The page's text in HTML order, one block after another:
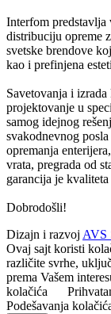
Interfom predstavlja
distribuciju opreme
svetske brendove
kao i prefinjena
Savetovanja i
projektovanje u
samog idejnog
svakodnevnog
opremanja
vrata, pregrada od
garancija je
Dobrodošli!
Dizajn i razvoj AVS
Ovaj sajt koristi
različite svrhe,
prema Vašem
kolačića
Podešavanja